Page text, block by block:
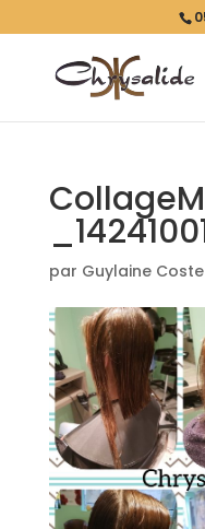
par Guylaine Coste